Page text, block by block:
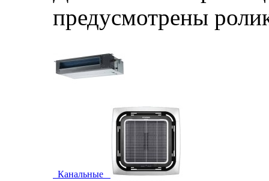
предусмотрены
Канальные